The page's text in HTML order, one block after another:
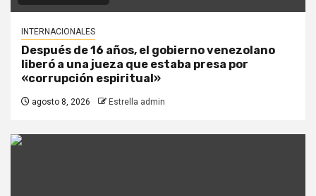
INTERNACIONALES
Después de 16 años, el gobierno venezolano
liberó a una jueza que estaba presa por
«corrupción espiritual»
agosto 8, 2026 Estrella admin